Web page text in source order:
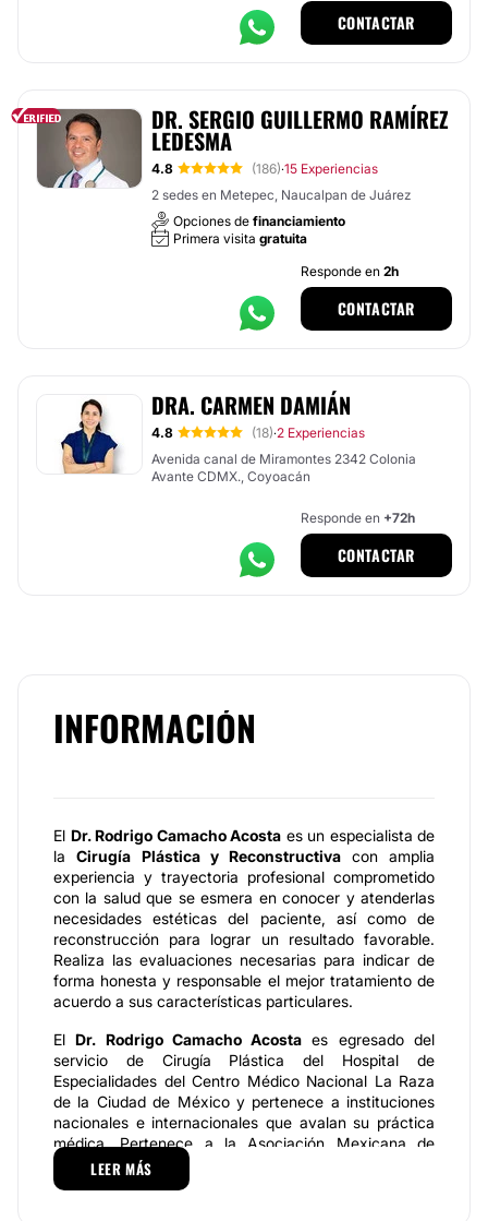
CONTACTAR
DR. SERGIO GUILLERMO RAMÍREZ
LEDESMA
4.8 (186)·15 Experiencias
2 sedes en Metepec, Naucalpan de Juárez
Opciones de financiamiento
Primera visita gratuita
Responde en 2h
CONTACTAR
DRA. CARMEN DAMIÁN
4.8 (18)·2 Experiencias
Avenida canal de Miramontes 2342 Colonia
Avante CDMX., Coyoacán
Responde en +72h
CONTACTAR
INFORMACIÓN
El Dr. Rodrigo Camacho Acosta es un especialista de
laCirugía Plástica y Reconstructiva con amplia
experiencia y trayectoria profesional comprometido
con la salud que se esmera en conocer y atenderlas
necesidades estéticas del paciente, así como de
reconstrucción para lograr un resultado favorable.
Realiza las evaluaciones necesarias para indicar de
forma honesta y responsable el mejor tratamiento de
acuerdo a sus características particulares.
ElDr. Rodrigo Camacho Acosta es egresado del
servicio de Cirugía Plástica del Hospital de
Especialidades del Centro Médico Nacional La Raza
de la Ciudad de México y pertenece a instituciones
nacionales e internacionales que avalan su práctica
médica. Pertenece a la Asociación Mexicana de
Cirugía Plástica, Estética y Reconstructiva; a la
Sociedad Internacional de Cirujanos Plásticos y
LEER MÁS